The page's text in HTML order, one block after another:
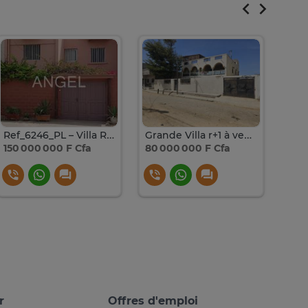
Ref_6246_PL – Villa R+1 à vendre à HLM Grand Médine
150 000 000 F Cfa
Grande Villa r+1 à vendre à keur ndiaye lo
80 000 000 F Cfa
Offres d'emploi